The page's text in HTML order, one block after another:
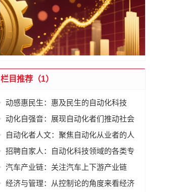
栏目推荐（1）
动感惠民生：惠及民生的自动化科技
动化自强音：展现自动化者们推动社会
进步发出的响亮声音
自动化者人文：聚焦自动化从业者的人
文思考
招聘自家人：自动化科技领域的各类专
家及人才需求资讯
汽车产业链：关注汽车上下游产业链
经济与管理：从控制论的角度来看经济